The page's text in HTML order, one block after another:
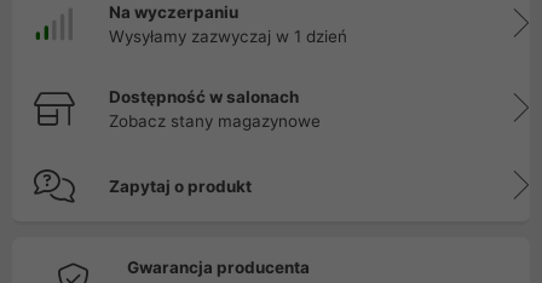
Na wyczerpaniu
Wysyłamy zazwyczaj w 1 dzień
Dostępność w salonach
Zobacz stany magazynowe
Zapytaj o produkt
Gwarancja producenta